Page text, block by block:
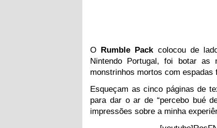
O Rumble Pack colocou de
Nintendo Portugal, foi botar
monstrinhos mortos com
Esqueçam as cinco páginas de
para dar o ar de “percebo bué
impressões sobre a minha